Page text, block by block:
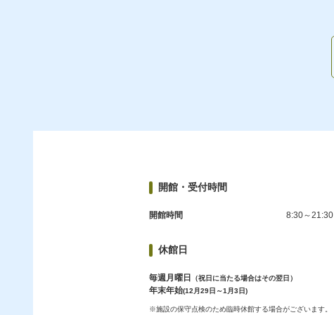
開館・受付時間
開館時間 8:30～21:30
休館日
毎週月曜日 （祝日に当たる場合はその翌日）
年末年始(12月29日～1月3日)
※施設の保守点検のため臨時休館する場合がございます。